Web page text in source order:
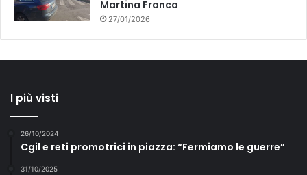
Martina Franca
27/01/2026
I più visti
26/10/2024
Cgil e reti promotrici in piazza: “Fermiamo le guerre”
31/10/2025